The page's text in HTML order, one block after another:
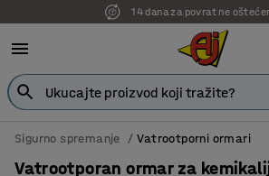
14 dana za povrat ne
7 godina garancije
Sigurno spremanje Vatrootporni ormari
Vatrootporan ormar za